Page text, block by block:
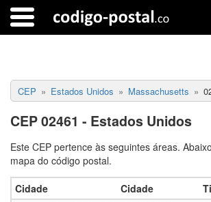
CEP Estados Unidos Massachusetts
CEP 02461 - Estados Unidos
Este CEP pertence às seguintes áreas.
mapa do código postal.
Cidade Cidade